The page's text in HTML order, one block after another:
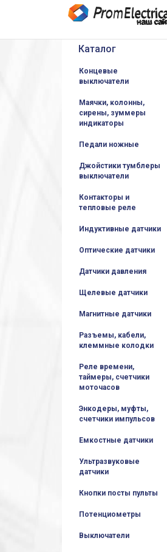
Каталог
Концевые
выключатели
Маячки, колонны,
сирены, зуммеры
индикаторы
Педали ножные
Джойстики тумблеры
выключатели
Контакторы и
тепловые реле
Индуктивные датчики
Оптические датчики
Датчики давления
Щелевые датчики
Магнитные датчики
Разъемы, кабели,
клеммные колодки
Реле времени,
таймеры, счетчики
моточасов
Энкодеры, муфты,
счетчики импульсов
Емкостные датчики
Ультразвуковые
датчики
Кнопки посты пульты
Потенциометры
Выключатели